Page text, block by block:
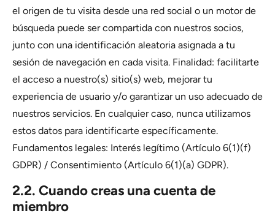
el origen de tu visita desde una red social o un motor de
búsqueda puede ser compartida con nuestros socios,
junto con una identificación aleatoria asignada a tu
sesión de navegación en cada visita. Finalidad: facilitarte
el acceso a nuestro(s) sitio(s) web, mejorar tu
experiencia de usuario y/o garantizar un uso adecuado de
nuestros servicios. En cualquier caso, nunca utilizamos
estos datos para identificarte específicamente.
Fundamentos legales: Interés legítimo (Artículo 6(1)(f)
GDPR) / Consentimiento (Artículo 6(1)(a) GDPR).
2.2. Cuando creas una cuenta de
miembro